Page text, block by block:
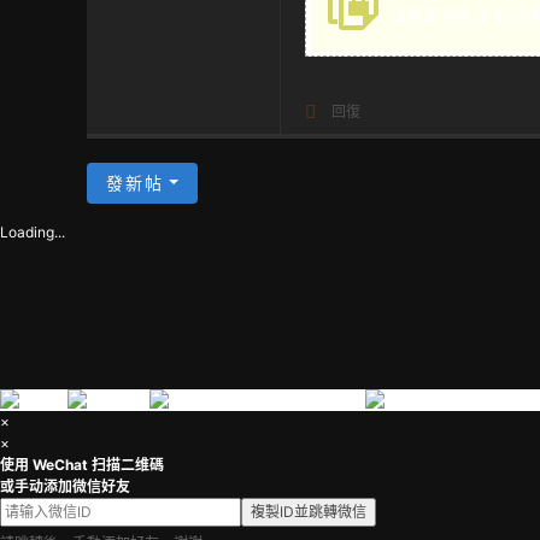
回復
發新帖
Loading...
×
×
使用 WeChat 扫描二维碼
或手动添加微信好友
複製ID並跳轉微信